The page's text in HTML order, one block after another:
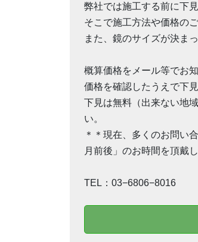
弊社では施工する前に下
そこで施工方法や価格の
また、鏡のサイズが決ま
概算価格をメール等でお
価格を確認したうえで下
下見は無料（出来ない地
い。
＊＊現在、多くのお問い
月前後」のお時間を頂戴
TEL：03−6806−8016